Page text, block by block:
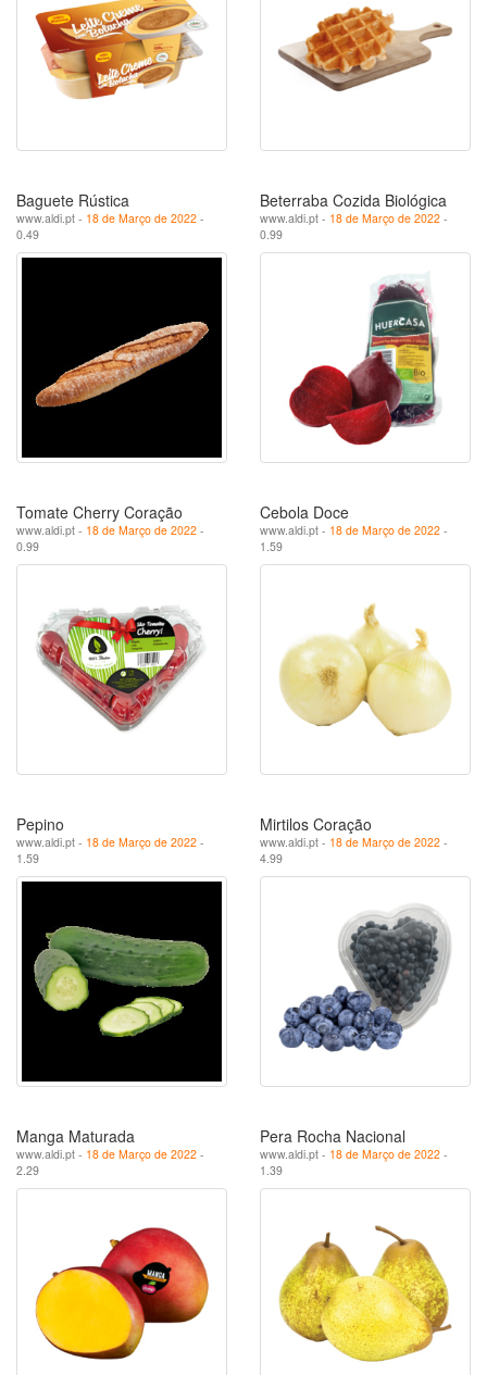
Baguete Rústica
www.aldi.pt - 18 de Março de 2022 -
0.49
Beterraba Cozida Biológica
www.aldi.pt - 18 de Março de 2022 -
0.99
Tomate Cherry Coração
www.aldi.pt - 18 de Março de 2022 -
0.99
Cebola Doce
www.aldi.pt - 18 de Março de 2022 -
1.59
Pepino
www.aldi.pt - 18 de Março de 2022 -
1.59
Mirtilos Coração
www.aldi.pt - 18 de Março de 2022 -
4.99
Manga Maturada
www.aldi.pt - 18 de Março de 2022 -
2.29
Pera Rocha Nacional
www.aldi.pt - 18 de Março de 2022 -
1.39